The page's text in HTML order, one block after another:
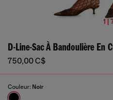
1 |
D-Line-Sac À Bandoulière En
750,00 C$
Couleur: Noir